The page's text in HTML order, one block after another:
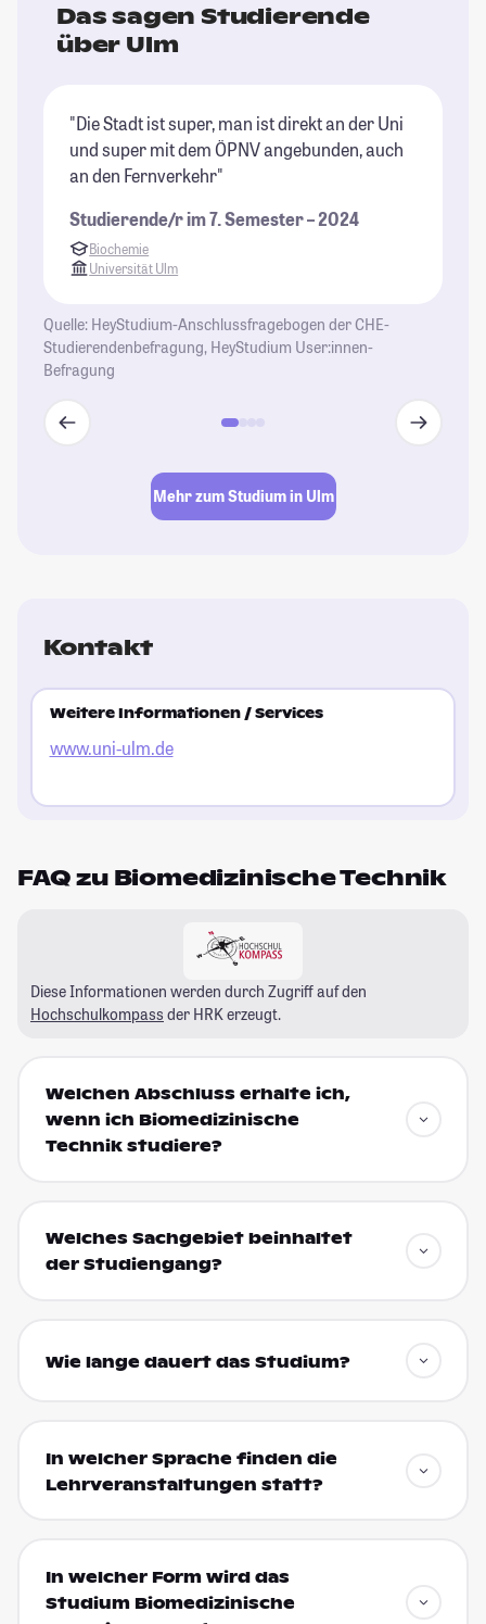
Das sagen Studierende
über Ulm
"Die Stadt ist super, man ist direkt an der Uni
und super mit dem ÖPNV angebunden, auch
an den Fernverkehr"
Studierende/r im 7. Semester – 2024
Biochemie
Universität Ulm
Quelle: HeyStudium-Anschlussfragebogen der CHE-
Studierendenbefragung, HeyStudium User:innen-
Befragung
Mehr zum Studium in Ulm
Kontakt
Weitere Informationen / Services
www.uni-ulm.de
FAQ zu Biomedizinische Technik
Diese Informationen werden durch Zugriff auf den
Hochschulkompass der HRK erzeugt.
Welchen Abschluss erhalte ich,
wenn ich Biomedizinische
Technik studiere?
Welches Sachgebiet beinhaltet
der Studiengang?
Wie lange dauert das Studium?
In welcher Sprache finden die
Lehrveranstaltungen statt?
In welcher Form wird das
Studium Biomedizinische